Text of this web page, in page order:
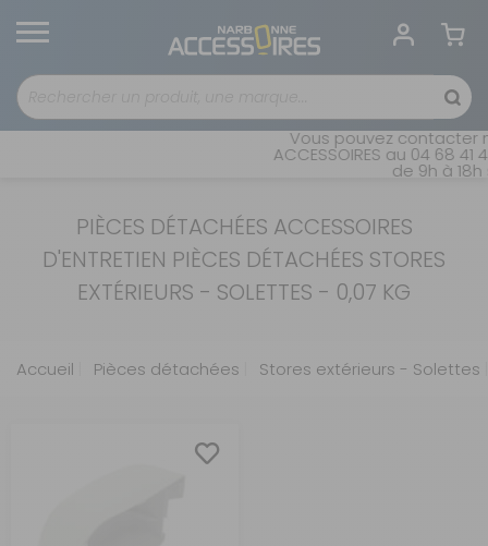
Vous pouvez contacter
ACCESSOIRES au 04 68
de 9h à
PIÈCES DÉTACHÉES ACCESSOIRES
D'ENTRETIEN PIÈCES DÉTACHÉES STORES
EXTÉRIEURS - SOLETTES - 0,07 KG
Accueil Pièces détachées Stores extérieurs - Solettes